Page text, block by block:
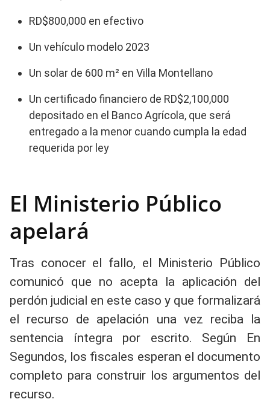
RD$800,000 en efectivo
Un vehículo modelo 2023
Un solar de 600 m² en Villa Montellano
Un certificado financiero de RD$2,100,000
depositado en el Banco Agrícola, que será
entregado a la menor cuando cumpla la edad
requerida por ley
El Ministerio Público
apelará
Tras conocer el fallo, el Ministerio Público
comunicó que no acepta la aplicación del
perdón judicial en este caso y que formalizará
el recurso de apelación una vez reciba la
sentencia íntegra por escrito. Según En
Segundos, los fiscales esperan el documento
completo para construir los argumentos del
recurso.